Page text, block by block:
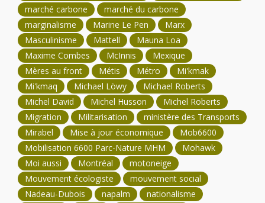
marché carbone
marché du carbone
marginalisme
Marine Le Pen
Marx
Masculinisme
Mattell
Mauna Loa
Maxime Combes
McInnis
Mexique
Mères au front
Métis Métro
Mi'kmak
Mi'kmaq
Michael Löwy
Michael Roberts
Michel David
Michel Husson
Michel Roberts
Migration
Militarisation
ministère des Transports
Mirabel
Mise à jour économique
Mob6600
Mobilisation 6600 Parc-Nature MHM
Mohawk
Moi aussi
Montréal
motoneige
Mouvement écologiste
mouvement social
Nadeau-Dubois
napalm
nationalisme